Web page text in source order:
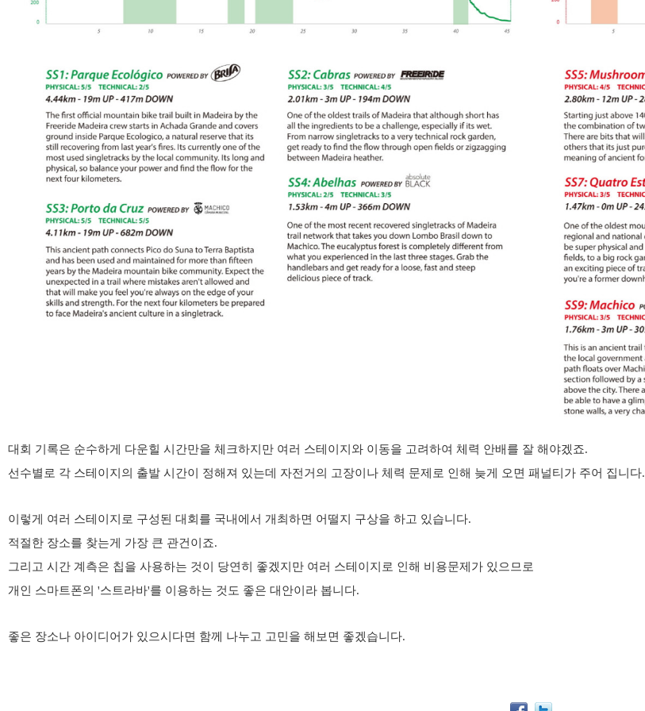
대회 기록은 순수하게 다운힐 시간만을 체크하지만 여러 스테이지와 이동을 고려하여 체력 안배를 잘 해야겠죠.
선수별로 각 스테이지의 출발 시간이 정해져 있는데 자전거의 고장이나 체력 문제로 인해 늦게 오면 패널티가 주어 집니다.
이렇게 여러 스테이지로 구성된 대회를 국내에서 개최하면 어떨지 구상을 하고 있습니다.
적절한 장소를 찾는게 가장 큰 관건이죠.
그리고 시간 계측은 칩을 사용하는 것이 당연히 좋겠지만 여러 스테이지로 인해 비용문제가 있으므로
개인 스마트폰의 '스트라바'를 이용하는 것도 좋은 대안이라 봅니다.
좋은 장소나 아이디어가 있으시다면 함께 나누고 고민을 해보면 좋겠습니다.